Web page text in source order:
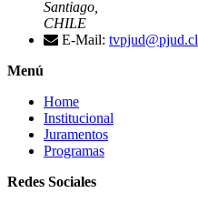
Santiago,
CHILE
E-Mail: tvpjud@pjud.cl
Menú
Home
Institucional
Juramentos
Programas
Redes Sociales